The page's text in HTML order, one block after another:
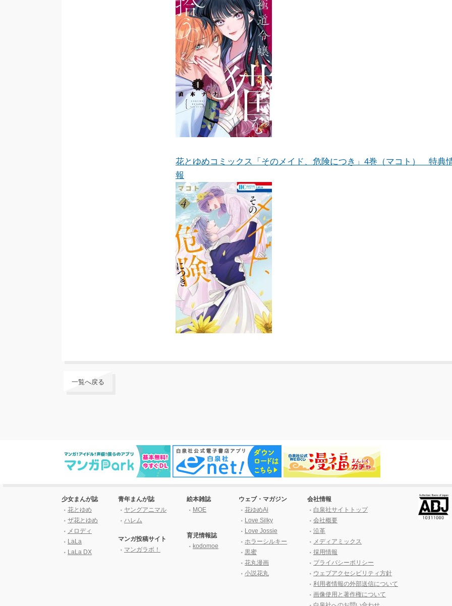
花とゆめコミックス「そのメイド、危険につき」4巻（マコト） 特典
報
一覧へ戻る
少女まんが誌
花とゆめ
ザ花とゆめ
メロディ
LaLa
LaLa DX
青年まんが誌
ヤングアニマル
ハレム
マンガ投稿サイト
マンガラボ！
絵本雑誌
MOE
育児情報誌
kodomoe
ウェブ・マガジン
花ゆめAi
Love Silky
Love Jossie
ホラーシルキー
黒蜜
花丸漫画
小説花丸
会社情報
白泉社サイトトップ
会社概要
沿革
メディアミックス
採用情報
プライバシーポリシー
ウェブアクセシビリティ方針
利用者情報の外部送信について
画像使用と著作権について